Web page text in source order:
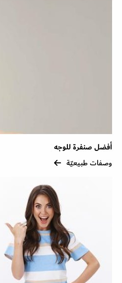
أفضل صنفرة للوجه
وصفات طبيعيّة